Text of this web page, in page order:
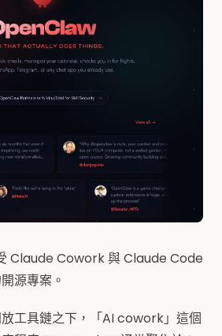
Claude Cowork 與 Claude Code
源專案。
工具鏈之下，「AI cowork」這個